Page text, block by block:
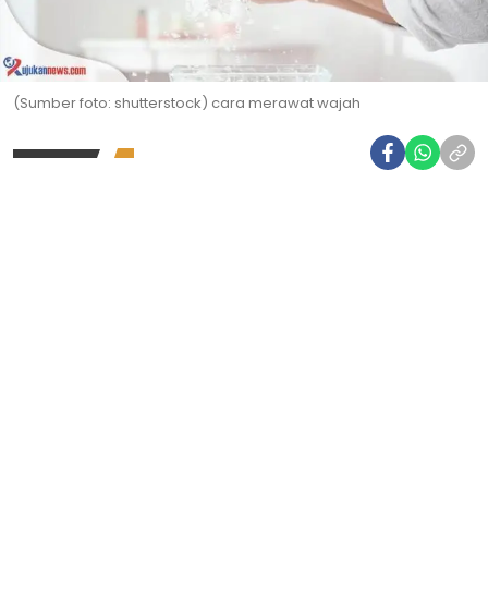
(Sumber foto: shutterstock) cara merawat wajah